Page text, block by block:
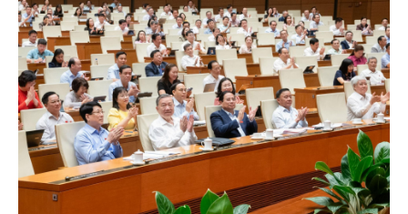
trưởng của tỉnh đến năm 2030, tầm nhìn đến năm
2045.